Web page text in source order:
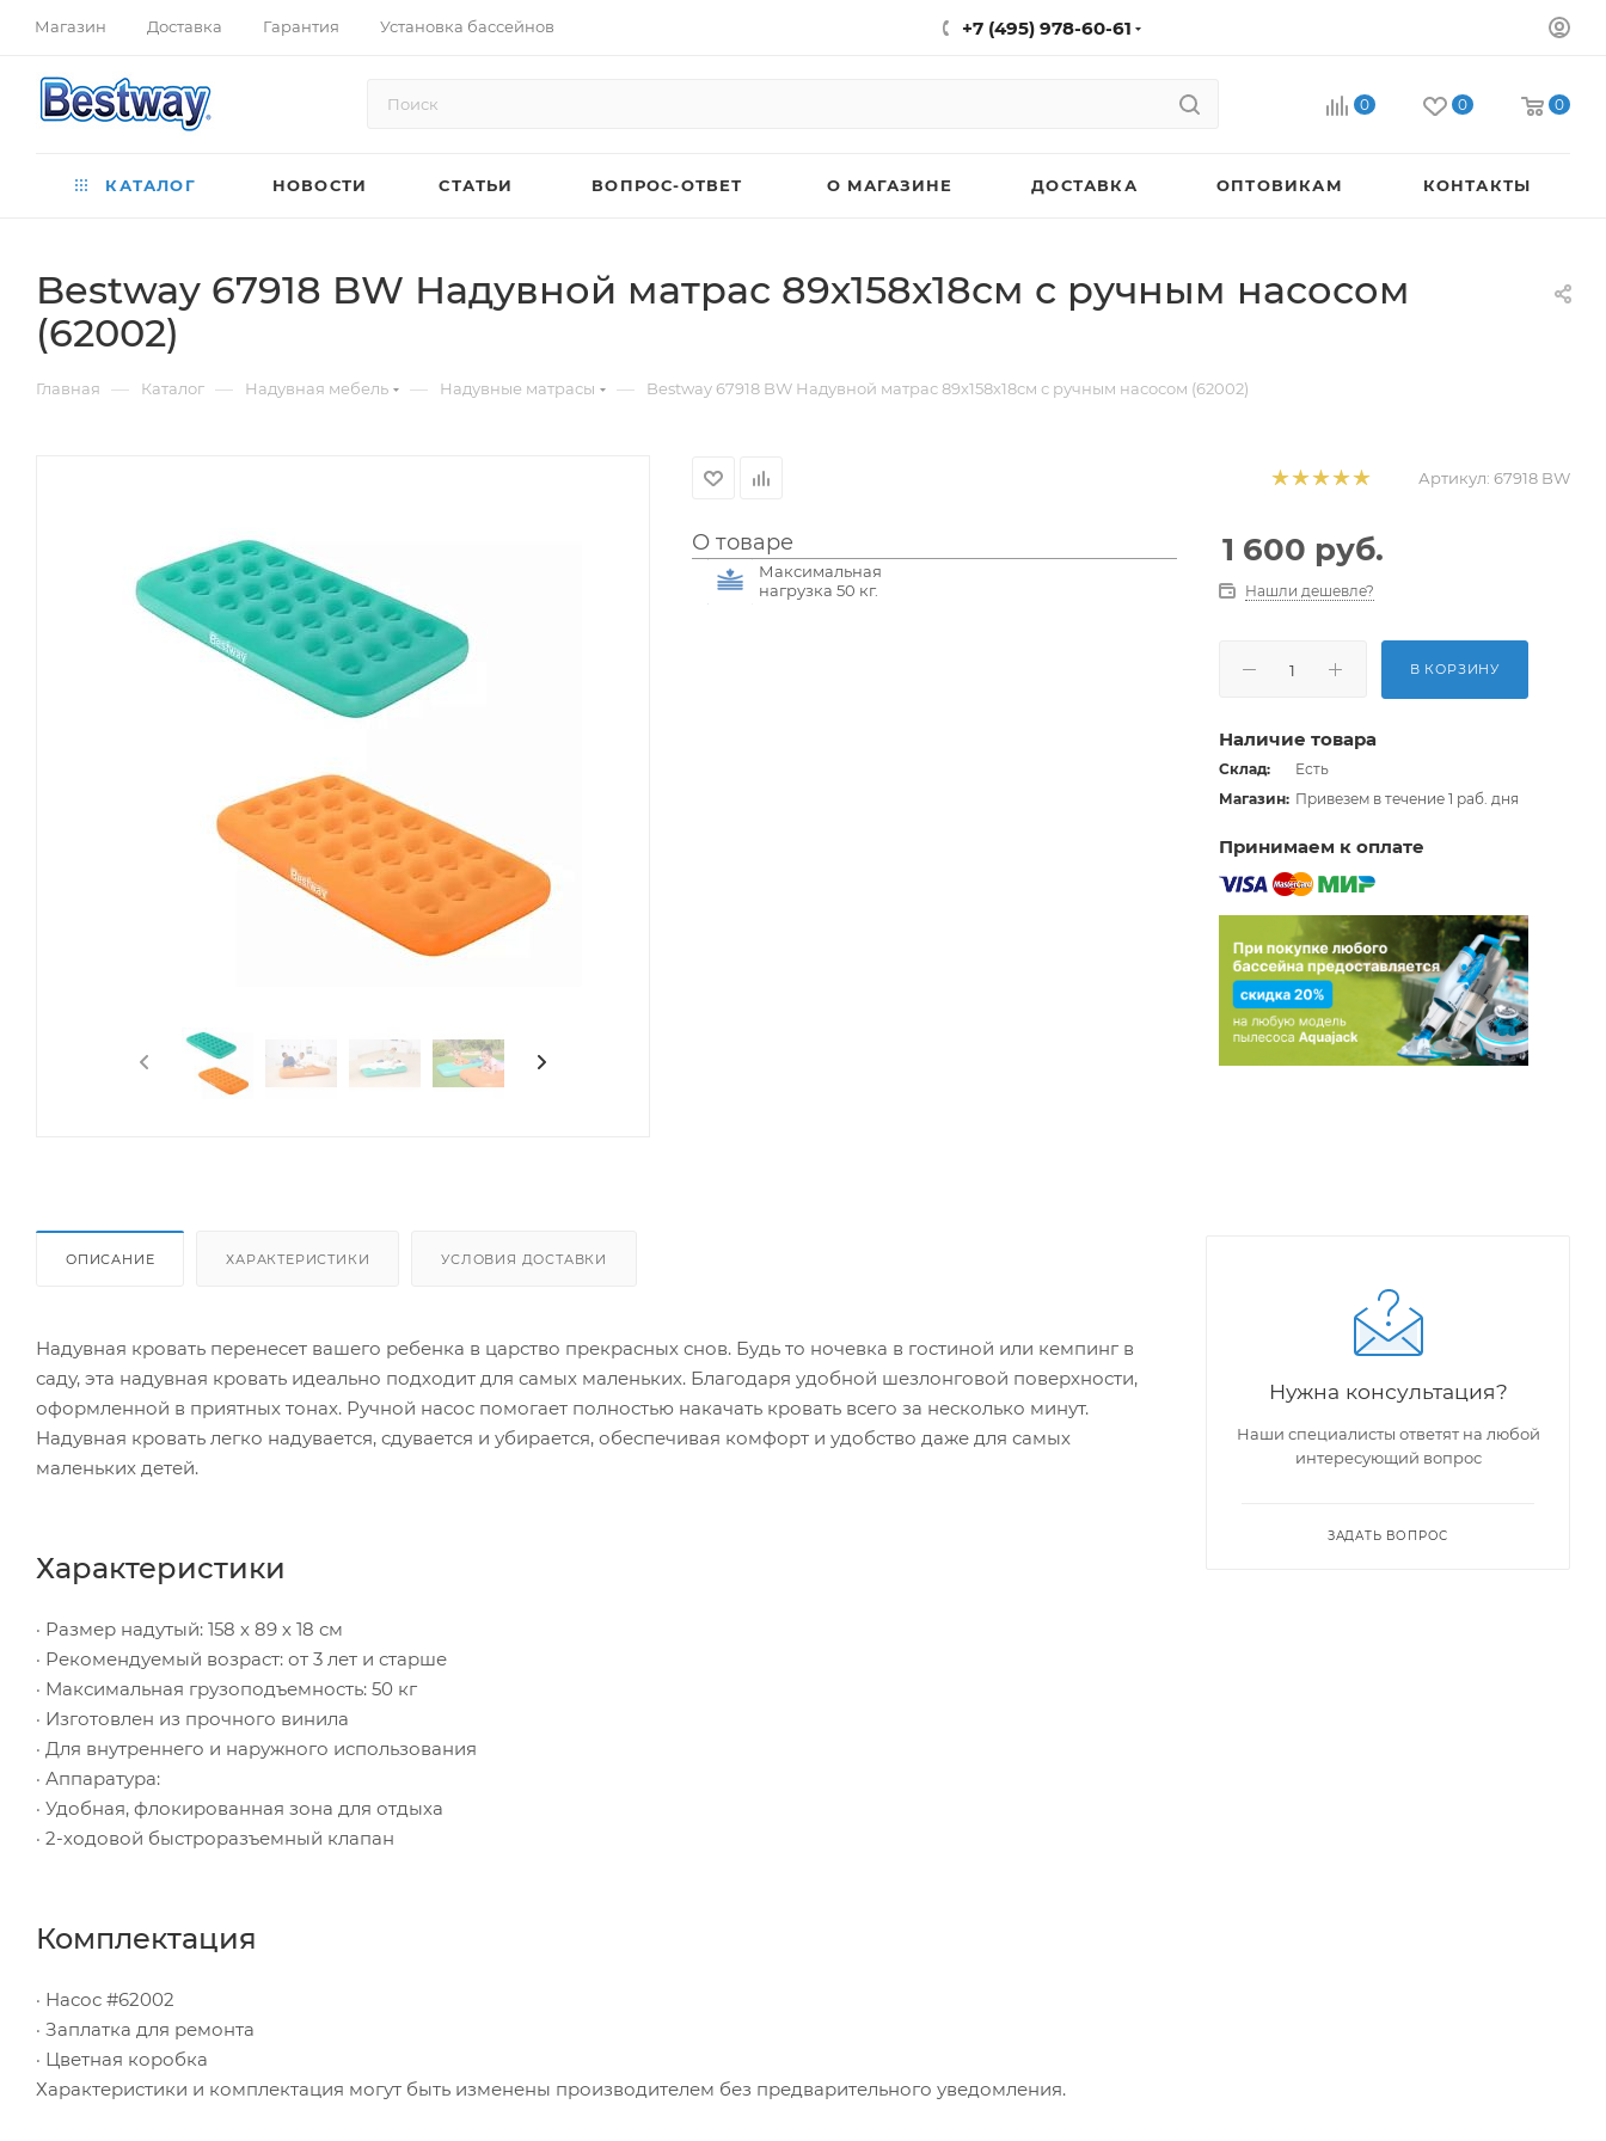
Магазин Доставка Гарантия Установка бассейнов +7 (495) 978-60-61
0 0 0
КАТАЛОГ НОВОСТИ СТАТЬИ ВОПРОС-ОТВЕТ О МАГАЗИНЕ ДОСТАВКА ОПТОВИКАМ КОНТАКТЫ
Bestway 67918 BW Надувной матрас 89х158х18см с ручным насосом
(62002)
Главная — Каталог — Надувная мебель — Надувные матрасы — Bestway 67918 BW Надувной матрас 89х158х18см с ручным насосом (62002)
Артикул: 67918 BW
О товаре
Максимальная
нагрузка 50 кг.
1 600 руб.
Нашли дешевле?
В КОРЗИНУ
Наличие товара
Склад:
Есть
Магазин: Привезем в течение 1 раб. дня
Принимаем к оплате
ОПИСАНИЕ ХАРАКТЕРИСТИКИ УСЛОВИЯ ДОСТАВКИ
Надувная кровать перенесет вашего ребенка в царство прекрасных снов. Будь то ночевка в гостиной или кемпинг в
саду, эта надувная кровать идеально подходит для самых маленьких. Благодаря удобной шезлонговой поверхности,
оформленной в приятных тонах. Ручной насос помогает полностью накачать кровать всего за несколько минут.
Надувная кровать легко надувается, сдувается и убирается, обеспечивая комфорт и удобство даже для самых
маленьких детей.
Характеристики
· Размер надутый: 158 х 89 х 18 см
· Рекомендуемый возраст: от 3 лет и старше
· Максимальная грузоподъемность: 50 кг
· Изготовлен из прочного винила
· Для внутреннего и наружного использования
· Аппаратура:
· Удобная, флокированная зона для отдыха
· 2-ходовой быстроразъемный клапан
Комплектация
· Насос #62002
· Заплатка для ремонта
· Цветная коробка
Характеристики и комплектация могут быть изменены производителем без предварительного уведомления.
Нужна консультация?
Наши специалисты ответят на любой
интересующий вопрос
ЗАДАТЬ ВОПРОС